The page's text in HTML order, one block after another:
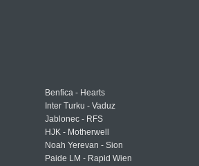
Benfica - Hearts
Inter Turku - Vaduz
Jablonec - RFS
HJK - Motherwell
Noah Yerevan - Sion
Paide LM - Rapid Wien